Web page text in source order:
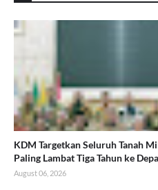
KDM Targetkan Seluruh Tanah
Paling Lambat Tiga Tahun ke
August 06, 2026